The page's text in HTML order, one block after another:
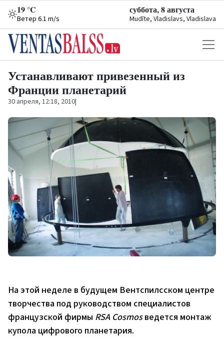
19 °C
Ветер 6.1 m/s
суббота, 8 августа
Mudīte, Vladislavs, Vladislava
Устанавливают привезенный из
Франции планетарий
30 апреля, 12:18, 2010|
На этой неделе в будущем Вентспилсском центре
творчества под руководством специалистов
французской фирмы RSA Cosmosведется монтаж
купола цифрового планетария.